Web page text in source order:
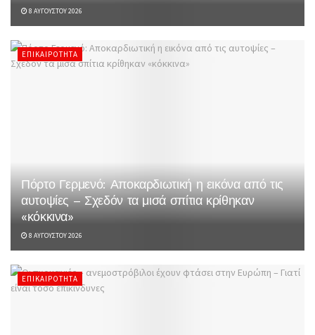
8 ΑΥΓΟΎΣΤΟΥ 2026
ΕΠΙΚΑΙΡΌΤΗΤΑ
Πόρτο Γερμενό: Αποκαρδιωτική η εικόνα από τις
αυτοψίες – Σχεδόν τα μισά σπίτια κρίθηκαν
«κόκκινα»
8 ΑΥΓΟΎΣΤΟΥ 2026
ΕΠΙΚΑΙΡΌΤΗΤΑ